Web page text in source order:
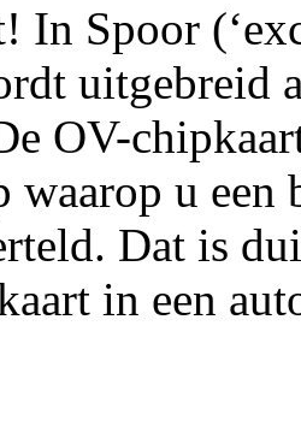
In Spoor
uitgebreid
OV-
waarop u een
Dat is
in een